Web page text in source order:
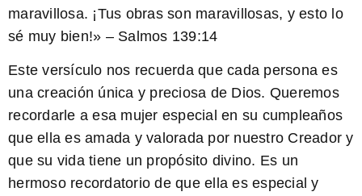
maravillosa. ¡Tus obras son maravillosas, y esto lo
sé muy bien!» – Salmos 139:14
Este versículo nos recuerda que cada persona es
una creación única y preciosa de Dios. Queremos
recordarle a esa mujer especial en su cumpleaños
que ella es amada y valorada por nuestro Creador y
que su vida tiene un propósito divino. Es un
hermoso recordatorio de que ella es especial y